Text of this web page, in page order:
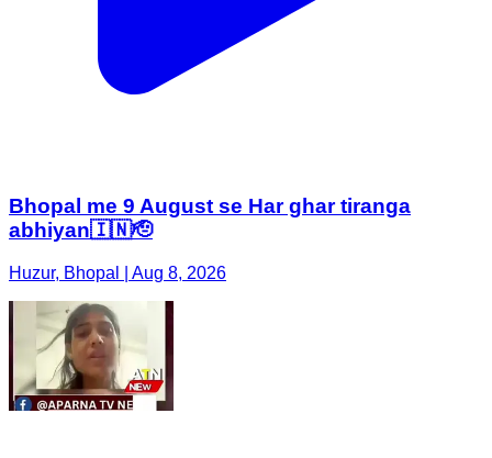
Bhopal me 9 August se Har ghar tiranga
abhiyan🇮🇳🫡
Huzur, Bhopal | Aug 8, 2026